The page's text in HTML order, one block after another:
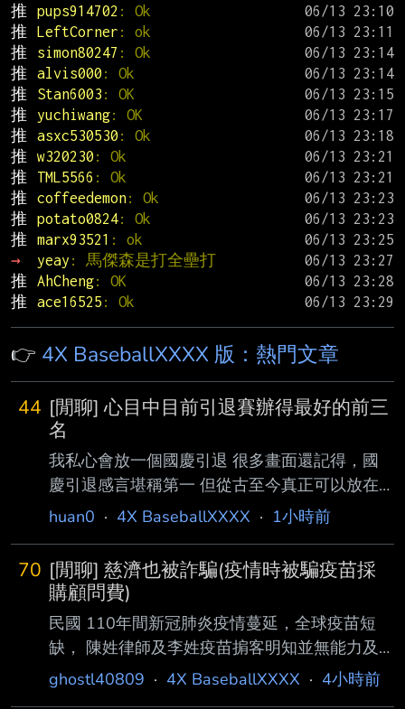
推 pups914702 : Ok
推
LeftCorner : ok
推
simon80247 : Ok
推
alvis000 : Ok
推
Stan6003 : OK
推
yuchiwang: OK
推
asxc530530 : Ok
推
w320230 : Ok
推
TML5566 : Ok
推
coffeedemon: Ok
推
potato0824: Ok
推
marx93521 : ok
→
yeay : 馬傑森是打全壘打
推
AhCheng: OK
推
ace16525 : Ok
👉 4X BaseballXXXX 版：熱門文章
44 [閒聊] 心目中目前引退賽辦得最好的前三
名
我私心會放一個國慶引退 很多畫面還記得，國
慶引退感言堪稱第一 但從古至今真正可以放在
TOP前三的引退賽， 內容應該還不止這樣， 認
on my iPhone --
huan0 · 4X BaseballXXXX · 1小時前
70 [閒聊] 慈濟也被詐騙(疫情時被騙疫苗採
購顧問費)
民國 110年間新冠肺炎疫情蔓延，全球疫苗短
缺， 陳姓律師及李姓疫苗掮客明知並無能力及
管道採購 BNT疫苗， 且上海復星公司與鴻海、
ghostl40809 · 4X BaseballXXXX · 4小時前